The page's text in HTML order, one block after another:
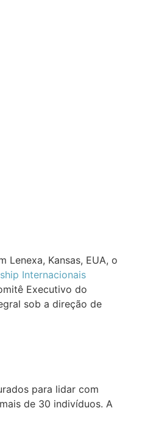
Kansas, EUA, o
Internacionais
Executivo do
sob a direção de
para lidar com
de 30 indivíduos. A